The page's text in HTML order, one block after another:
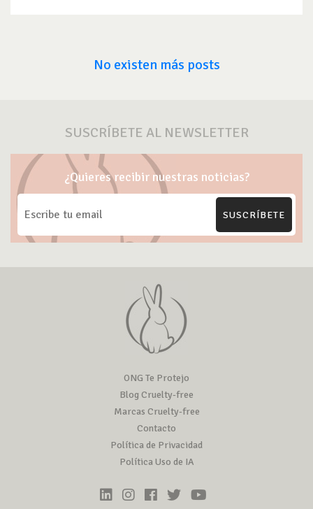
No existen más posts
SUSCRÍBETE AL NEWSLETTER
¿Quieres recibir nuestras noticias?
SUSCRÍBETE
ONG Te Protejo
Blog Cruelty-free
Marcas Cruelty-free
Contacto
Política de Privacidad
Política Uso de IA